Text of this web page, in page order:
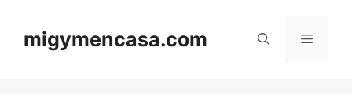
contenido
migymencasa.com Menú